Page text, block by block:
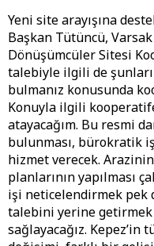
Yeni site arayışına
Başkan Tütüncü,
Dönüşümcüler Sitesi
talebiyle ilgili de
bulmanız konusunda
Konuyla ilgili
atayacağım. Bu resmi
bulunması, bürokratik
hizmet verecek.
planlarının yapılması
işi neticelendirmek pek
talebini yerine
sağlayacağız.